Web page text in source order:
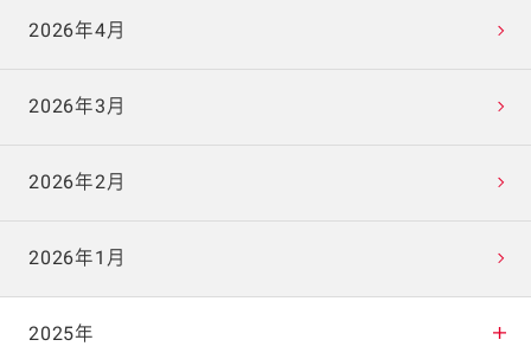
2026年4月
2026年3月
2026年2月
2026年1月
2025年